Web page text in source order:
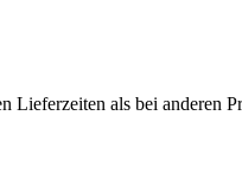
als bei anderen